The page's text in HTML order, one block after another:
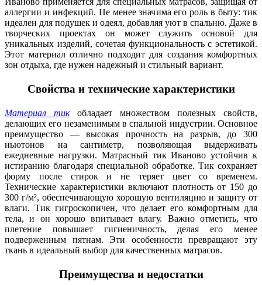
аллергии и инфекций. Не менее значима его роль в быту: тик
идеален для подушек и одеял, добавляя уют в спальню. Даже в
творческих проектах он может служить основой для
уникальных изделий, сочетая функциональность с эстетикой.
Этот материал отлично подходит для создания комфортных
зон отдыха, где нужен надежный и стильный вариант.
Свойства и технические характеристики
Материал тикобладает множеством полезных свойств,
делающих его незаменимым в спальной индустрии. Основное
преимущество — высокая прочность на разрыв, до 300
ньютонов на сантиметр, позволяющая выдерживать
ежедневные нагрузки. Матрасный тик Иваново устойчив к
истиранию благодаря специальной обработке. Тик сохраняет
форму после стирок и не теряет цвет со временем.
Технические характеристики включают плотность от 150 до
300 г/м², обеспечивающую хорошую вентиляцию и защиту от
влаги. Тик гигроскопичен, что делает его комфортным для
тела, и он хорошо впитывает влагу. Важно отметить, что
плетение повышает гигиеничность, делая его менее
подверженным пятнам. Эти особенности превращают эту
ткань в идеальный выбор для качественных матрасов.
Преимущества и недостатки